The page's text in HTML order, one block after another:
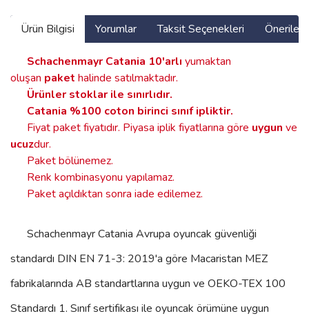
Ürün Bilgisi Yorumlar Taksit Seçenekleri
Schachenmayr Catania 10'arlı yumaktan
oluşan paket halinde satılmaktadır.
Ürünler stoklar ile sınırlıdır.
Catania %100 coton birinci sınıf ipliktir.
Fiyat paket fiyatıdır. Piyasa iplik fiyatlarına göre uygun ve
ucuzdur.
Paket bölünemez.
Renk kombinasyonu yapılamaz.
Paket açıldıktan sonra iade edilemez.
Schachenmayr Catania Avrupa oyuncak güvenliği
standardı DIN EN 71-3: 2019'a göre Macaristan MEZ
fabrikalarında AB standartlarına uygun ve OEKO-TEX 100
Standardı 1. Sınıf sertifikası ile oyuncak örümüne uygun